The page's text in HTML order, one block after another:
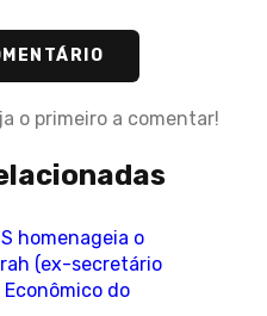
o primeiro a comentar!